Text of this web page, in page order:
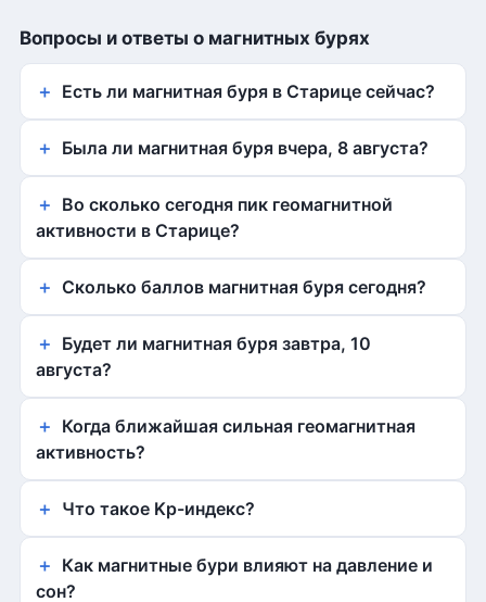
Вопросы и ответы о магнитных бурях
Есть ли магнитная буря в Старице сейчас?
Была ли магнитная буря вчера, 8 августа?
Во сколько сегодня пик геомагнитной
активности в Старице?
Сколько баллов магнитная буря сегодня?
Будет ли магнитная буря завтра, 10
августа?
Когда ближайшая сильная геомагнитная
активность?
Что такое Kp-индекс?
Как магнитные бури влияют на давление и
сон?